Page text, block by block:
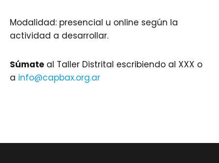
Modalidad: presencial u online según la
actividad a desarrollar.
Súmate al Taller Distrital escribiendo al XXX o
a info@capbax.org.ar